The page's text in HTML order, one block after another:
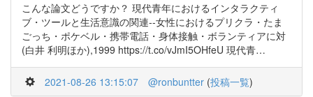
こんな論文どうですか？ 現代青年におけるインタラクティ
ブ・ツールと生活意識の関連--女性におけるプリクラ・たま
ごっち・ポケベル・携帯電話・身体接触・ボランティアに対
(白井 利明ほか),1999 https://t.co/vJmI5OHfeU 現代青…
2021-08-26 13:15:07 @ronbuntter (投稿一覧)